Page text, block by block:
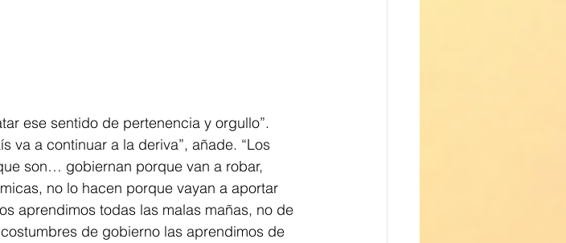
ese sentido de pertenencia y orgullo”.
va a continuar a la deriva”, añade. “Los
son… gobiernan porque van a robar,
no lo hacen porque vayan a aportar
aprendimos todas las malas mañas, no de
de gobierno las aprendimos de